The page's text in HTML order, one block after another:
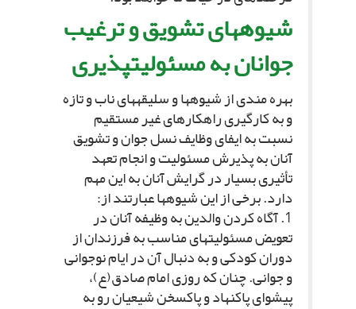
شیوه‏هاى تشویق و ترغیب
جوانان به مسئولیت‏پذیرى‏
بهره مندى از شیوه‏ها و سلیقه‏هاى ناب و تازه
و به کارگیرى راهکارهاى غیر مستقیم
نسبت به ایفاى وظایف نسل جوان و تشویق
آنان به پذیرش مسئولیت و انجام تعهد
تأثیرى بسیار در گرایش آنان به این مهم
دارد. برخى از این شیوه‏ها عبارتند از:
1. آگاه کردن والدین به وظیفه آنان در
تعویض مسئولیت‏هاى مناسب به فرزندان از
دوران کودکى و به دنبال آن در ایام نوجوانى
و جوانى. چنان که روزى امام صادق(ع)،
پیشواى پاک‏نهاد و پاک‏سخن شیعیان رو به